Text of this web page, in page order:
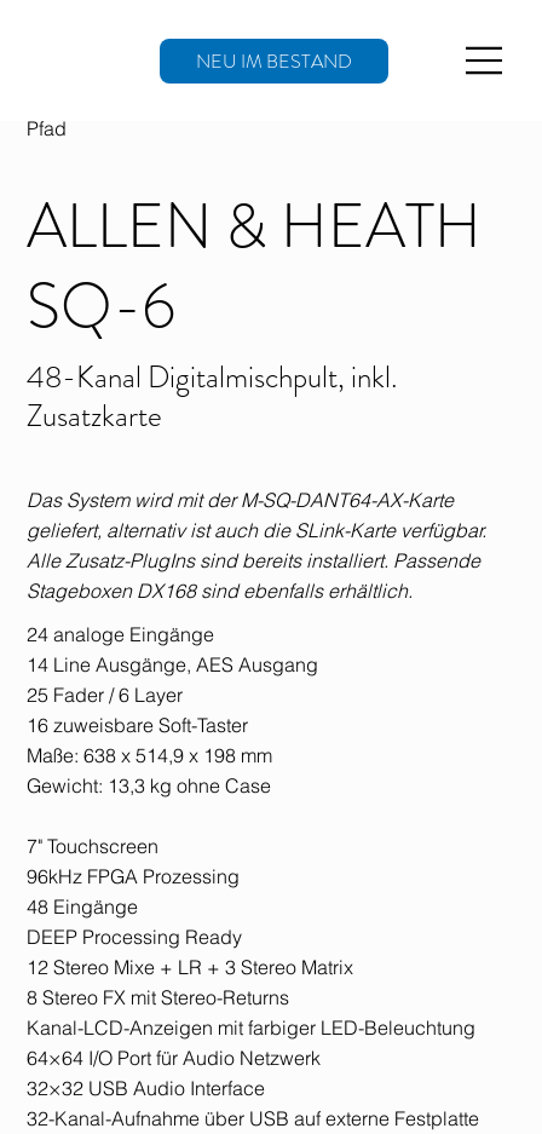
NEU IM BESTAND
ALLEN & HEATH
SQ-6
48-Kanal Digitalmischpult, inkl.
Zusatzkarte
Das System wird mit der M-SQ-DANT64-AX-Karte
geliefert, alternativ ist auch die SLink-Karte verfügbar.
Alle Zusatz-PlugIns sind bereits installiert. Passende
Stageboxen DX168 sind ebenfalls erhältlich.
24 analoge Eingänge
14 Line Ausgänge, AES Ausgang
25 Fader / 6 Layer
16 zuweisbare Soft-Taster
Maße: 638 x 514,9 x 198 mm
Gewicht: 13,3 kg ohne Case
7" Touchscreen
96kHz FPGA Prozessing
48 Eingänge
DEEP Processing Ready
12 Stereo Mixe + LR + 3 Stereo Matrix
8 Stereo FX mit Stereo-Returns
Kanal-LCD-Anzeigen mit farbiger LED-Beleuchtung
64×64 I/O Port für Audio Netzwerk
32×32 USB Audio Interface
32-Kanal-Aufnahme über USB auf externe Festplatte
Pfad